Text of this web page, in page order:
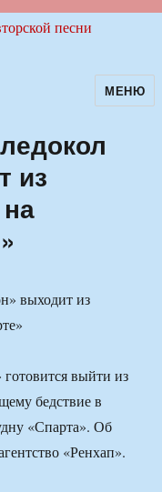
авторскойМЕНЮ
из
выйти из
бедствие в
«Спарта». Об
«Ренхап».